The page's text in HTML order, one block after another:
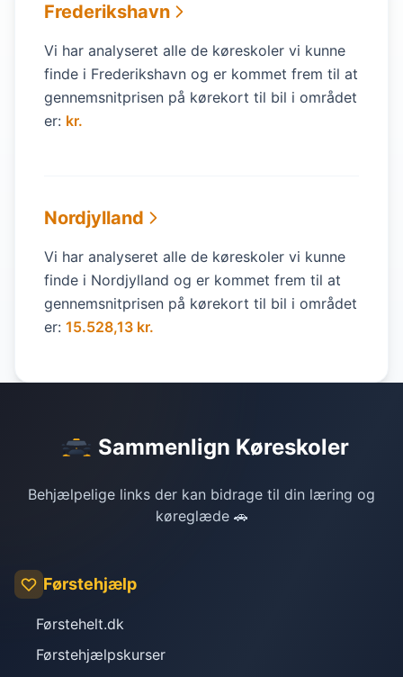
Frederikshavn
Vi har analyseret alle de køreskoler vi kunne
finde i Frederikshavn og er kommet frem til at
gennemsnitprisen på kørekort til bil i området
er: kr.
Nordjylland
Vi har analyseret alle de køreskoler vi kunne
finde i Nordjylland og er kommet frem til at
gennemsnitprisen på kørekort til bil i området
er: 15.528,13 kr.
Sammenlign Køreskoler
Behjælpelige links der kan bidrage til din læring og
køreglæde 🚗
Førstehjælp
Førstehelt.dk
Førstehjælpskurser